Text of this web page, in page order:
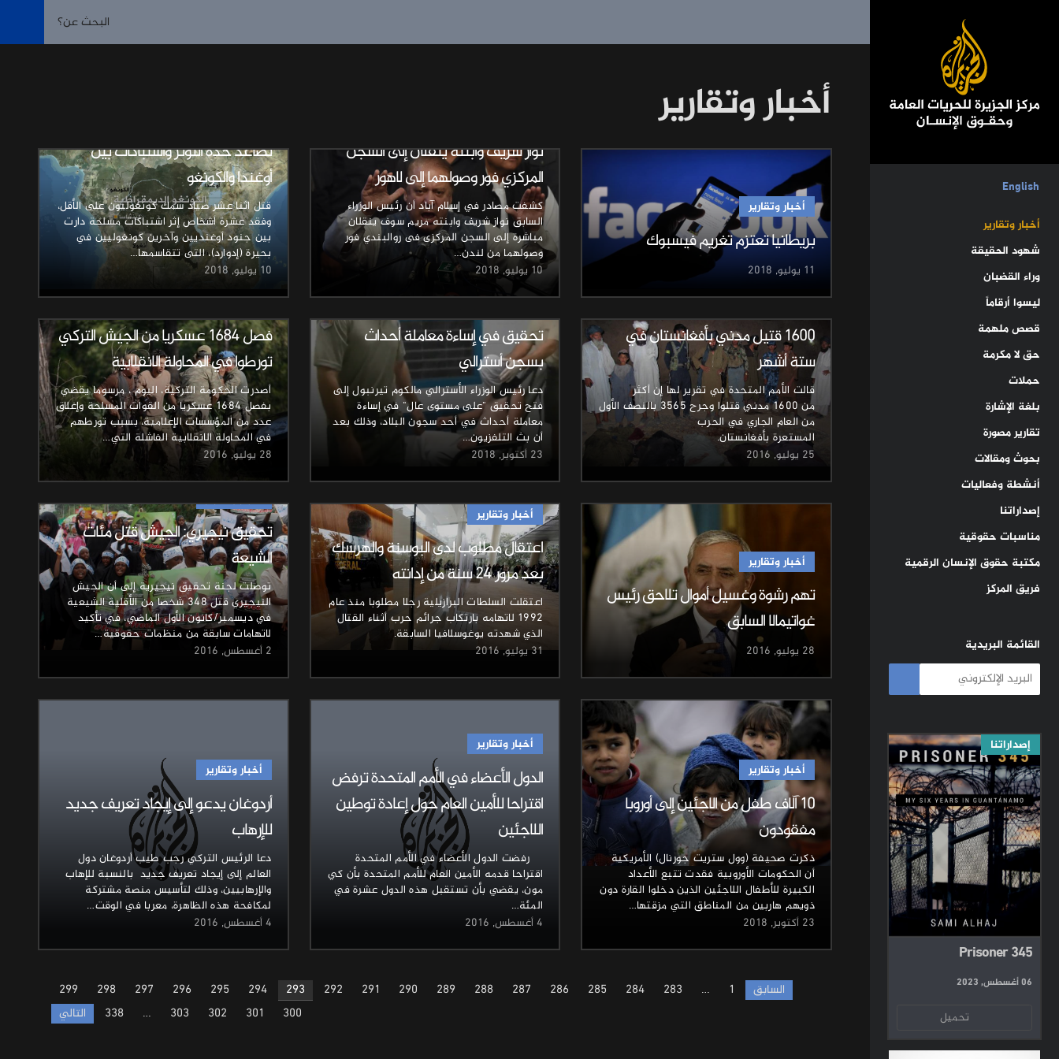
English
أخبار وتقارير
شهود الحقيقة
وراء القضبان
ليسوا أرقاماً
قصص ملهمة
حق لا مكرمة
حملات
بلغة الإشارة
تقارير مصورة
بحوث ومقالات
أنشطة وفعاليات
إصداراتنا
مناسبات حقوقية
مكتبة حقوق الإنسان الرقمية
فريق المركز
القائمة البريدية
إصداراتنا
Prisoner 345
06 أغسطس, 2023
تحميل
أخبار وتقارير
أخبار وتقارير
بريطانيا تعتزم تغريم فيسبوك
11 يوليو, 2018
نواز شريف وابنته ينقلان إلى السجن
المركزي فور وصولهما إلى لاهور
كشفت مصادر في إسلام آباد أن رئيس الوزراء
السابق نواز شريف وابنته مريم سوف ينقلان
مباشرة إلى السجن المركزى فى روالبندي فور
وصولهما من لندن…
10 يوليو, 2018
تصاعد حدة التوتر واشتباكات بين
أوغندا والكونغو
قتل اثنا عشر صياد سمك كونغوليون على الأقل،
وفقد عشرة أشخاص إثر اشتباكات مسلحة دارت
بين جنود أوغنديين وآخرين كونغوليين في
بحيرة (إدوارد)، التى تتقاسمها…
10 يوليو, 2018
أخبار وتقارير
1600 قتيل مدني بأفغانستان في
ستة أشهر
قالت الأمم المتحدة في تقرير لها إن أكثر
من 1600 مدني قتلوا وجرح 3565 بالنصف الأول
من العام الجاري في الحرب
المستعرة بأفغانستان.
25 يوليو, 2016
أخبار وتقارير
تحقيق في إساءة معاملة أحداث
بسجن أسترالي
دعا رئيس الوزراء الأسترالي مالكوم تيرنبول إلى
فتح تحقيق "على مستوى عال" في إساءة
معاملة أحداث في أحد سجون البلاد، وذلك بعد
أن بث التلفزيون…
23 أكتوبر, 2018
أخبار وتقارير
فصل 1684 عسكريا من الجيش التركي
تورطوا في المحاولة الانقلابية
أصدرت الحكومة التركية، اليوم ، مرسوما يقضي
بفصل 1684 عسكريا من القوات المسلحة وإغلاق
عدد من المؤسسات الإعلامية، بسبب تورطهم
في المحاولة الانقلابية الفاشلة التي…
28 يوليو, 2016
أخبار وتقارير
تهم رشوة وغسيل أموال تلاحق رئيس
غواتيمالا السابق
28 يوليو, 2016
أخبار وتقارير
اعتقال مطلوب لدى البوسنة والهرسك
بعد مرور 24 سنة من إدانته
اعتقلت السلطات البرازيلية رجلا مطلوبا منذ عام
1992 لاتهامه بارتكاب جرائم حرب أثناء القتال
الذي شهدته يوغوسلافيا السابقة.
31 يوليو, 2016
أخبار وتقارير
تحقيق نيجيري: الجيش قتل مئات
الشيعة
توصلت لجنة تحقيق نيجيرية إلى أن الجيش
النيجيري قتل 348 شخصا من الأقلية الشيعية
في ديسمبر/كانون الأول الماضي، في تأكيد
لاتهامات سابقة من منظمات حقوقية…
2 أغسطس, 2016
أخبار وتقارير
10 آلاف طفل من الاجئين إلى أوروبا
مفقودون
ذكرت صحيفة (وول ستريت جورنال) الأمريكية
أن الحكومات الأوروبية فقدت تتبع الأعداد
الكبيرة للأطفال اللاجئين الذين دخلوا القارة دون
ذويهم هاربين من المناطق التي مزقتها…
23 أكتوبر, 2018
أخبار وتقارير
الدول الأعضاء في الأمم المتحدة ترفض
اقتراحا للأمين العام حول إعادة توطين
اللاجئين
رفضت الدول الأعضاء في الأمم المتحدة
اقتراحا قدمه الأمين العام للأمم المتحدة بأن كي
مون، يقضي بأن تستقبل هذه الدول عشرة في
المئة…
4 أغسطس, 2016
أخبار وتقارير
أردوغان يدعو إلى إيجاد تعريف جديد
للإرهاب
دعا الرئيس التركي رجب طيب أردوغان دول
العالم إلى إيجاد تعريف جديد بالنسبة للإهاب
والإرهابيين، وذلك لتأسيس منصة مشتركة
لمكافحة هذه الظاهرة، معربا في الوقت…
4 أغسطس, 2016
Posts
pagination
السابق 1
…
283
284
285
286
287
288
289
290
291
292
293
294
295
296
297
298
299
300
301
302
303
…
338 التالي